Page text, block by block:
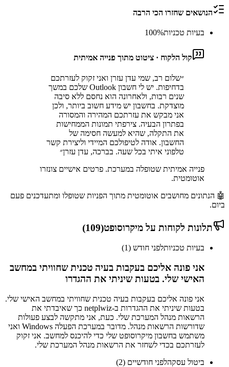
הנושאים שחזרו הכי הרבה
בעיות טכניות 100%
קול הלקוח · ציטוט מתוך פנייה אמיתית
״שלום רב, שמי עדן עזרן ואני זקוק לעזרתכם
בדחיפות. יש לי חשבון Outlook שלכם במשך
שנים רבות, ולאחרונה הוא נחסם ללא סיבה
מוצדקת. בחשבון יש מידע חשוב ביותר, ולכן
אני מבקש את עזרתכם המהירה והמסורה
בפתרון הבעיה. צירפתי תמונות הממחישות
את התקלה, שהיא למעשה חסימה של
החשבון. אודה לטיפולכם המיידי וליצירת קשר
טלפוני איתי בכל שעה. בברכה, עדן עזרן״
פנייה אמיתית שטופלה במערכת. פרטים אישיים צונזרו
אוטומטית.
🤖 הנתונים מחושבים אוטומטית מתוך הפניות שטופלו ומתעדכנים פעם
ביום.
תלונות לקוחות על מיקרוסופט(
109
)
בעיות טכניותלפני חודש (1)
אני פונה אליכם בעקבות בעיה טכנית שחוויתי במחשב
האישי שלי. בטעות שיניתי את ההגדרו
אני פונה אליכם בעקבות בעיה טכנית שחוויתי במחשב האישי שלי.
בטעות שיניתי את ההגדרות ב-netplwiz כך שאיבדתי את
הרשאות מנהל המערכת שלי. כעת, אני מתקשה לבצע פעולות
שדורשות הרשאות מנהל. מדובר במערכת הפעלה Windows ואני
משתמש בחשבון מיקרוסופט שלי כדי להיכנס למחשב. אני זקוק
לעזרתכם בכדי לשחזר את הרשאות מנהל המערכת שלי.
ביטול עסקהלפני חודשיים (2)